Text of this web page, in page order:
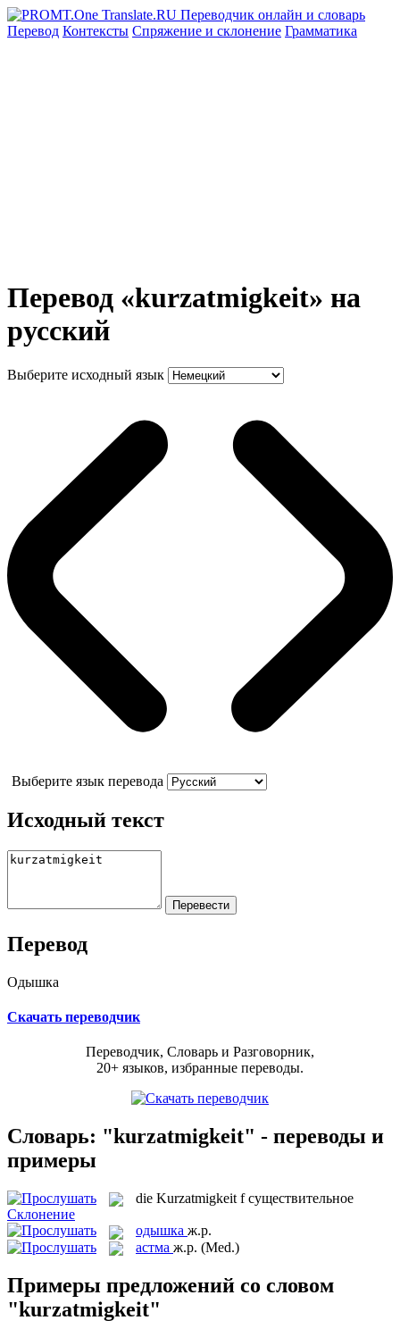
Перевод Контексты Спряжение и склонение Грамматика
Перевод «kurzatmigkeit» на
русский
Выберите исходный язык
Выберите язык перевода
Исходный текст
Перевод
Одышка
Скачать переводчик
Переводчик, Словарь и Разговорник,
20+ языков, избранные переводы.
Словарь: "kurzatmigkeit" - переводы и
примеры
die Kurzatmigkeit f существительное
Склонение
одышка ж.р.
астма ж.р. (Med.)
Примеры предложений со словом
"kurzatmigkeit"